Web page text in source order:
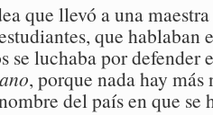
que llevó a una
que hablaban
se luchaba por defender
, porque nada hay
del país en que se